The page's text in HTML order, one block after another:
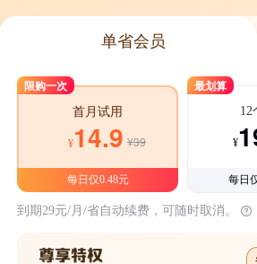
单省会员
限购一次
首月试用
¥14.9 ¥39
每日仅0.48元
最划算
12
¥
每日
到期29元/月/省自动续费，可随时取消。